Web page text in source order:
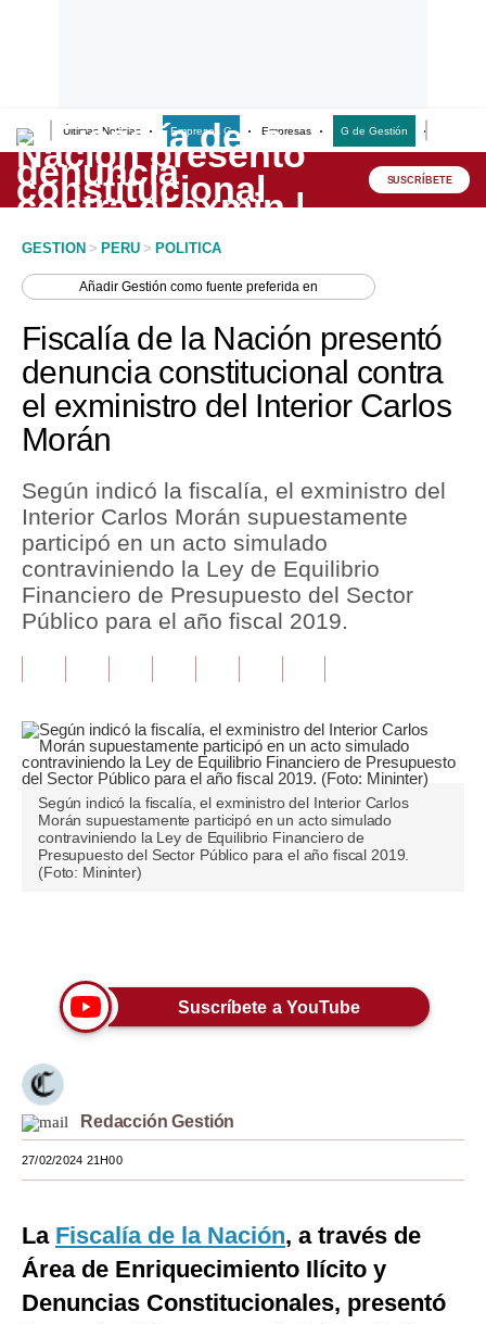
Últimas Noticias Empresas G Empresas G de Gestión
Lo último
Peru Quiosco
Economía
Mercados
Perú
Política
Tu Dinero
Finanzas Personales
Inmobiliarias
Plus G
Editorial
Pregunta de hoy
Blogs
Tendencias
Moda
Mundo
México
Internacional
Tecnología
SUSCRÍBETE
GESTION > PERU > POLITICA
AñadirGestión como fuente preferida en
Fiscalía de la Nación presentó
denuncia constitucional contra
el exministro del Interior Carlos
Morán
Según indicó la fiscalía, el exministro del
Interior Carlos Morán supuestamente
participó en un acto simulado
contraviniendo la Ley de Equilibrio
Financiero de Presupuesto del Sector
Público para el año fiscal 2019.
Según indicó la fiscalía, el exministro del Interior Carlos
Morán supuestamente participó en un acto simulado
contraviniendo la Ley de Equilibrio Financiero de
Presupuesto del Sector Público para el año fiscal 2019.
(Foto: Mininter)
Suscríbete a YouTube
Redacción Gestión
27/02/2024 21H00
La Fiscalía de la Nación, a través de
Área de Enriquecimiento Ilícito y
Denuncias Constitucionales, presentó